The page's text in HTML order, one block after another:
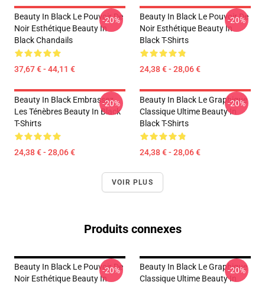
Beauty In Black Le Pouvoir De
Noir Esthétique Beauty In
Black Chandails
37,67 € - 44,11 €
-20%
Beauty In Black Le Pouvoir De
Noir Esthétique Beauty In
Black T-Shirts
24,38 € - 28,06 €
-20%
Beauty In Black Embrassez
Les Ténèbres Beauty In Black
T-Shirts
24,38 € - 28,06 €
-20%
Beauty In Black Le Graphique
Classique Ultime Beauty In
Black T-Shirts
24,38 € - 28,06 €
-20%
VOIR PLUS
Produits connexes
Beauty In Black Le Pouvoir De
Noir Esthétique Beauty In
-20%
Beauty In Black Le Graphique
Classique Ultime Beauty In
-20%